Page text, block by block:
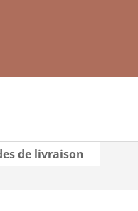
de livraison